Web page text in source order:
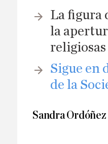
La figura
la
Sigue en
de la
Sandra Ordóñez